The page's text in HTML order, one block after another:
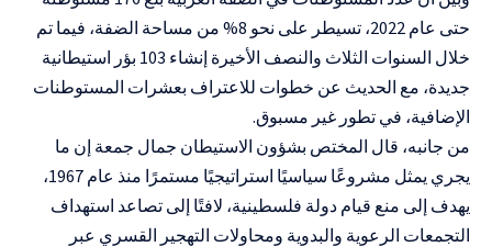
حتى عام 2022، تسيطر على نحو 8% من مساحة الضفة، فيما تم
خلال السنوات الثلاث والنصف الأخيرة إنشاء 103 بؤر استيطانية
جديدة، مع الحديث عن خطوات للاعتراف بعشرات المستوطنات
الإضافية، في تطور غير مسبوق.
من جانبه، قال المختص بشؤون الاستيطان جمال جمعة إن ما
يجري يمثل مشروعًا سياسيًا استراتيجيًا مستمرًا منذ عام 1967،
يهدف إلى منع قيام دولة فلسطينية، لافتًا إلى تصاعد استهداف
التجمعات الرعوية والبدوية ومحاولات التهجير القسري عبر